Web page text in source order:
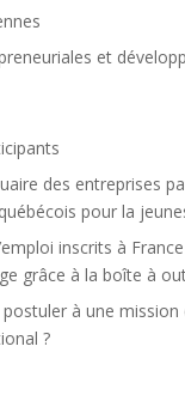
et
des entreprises
pour la
inscrits à
grâce à la boîte à
à une mission
?